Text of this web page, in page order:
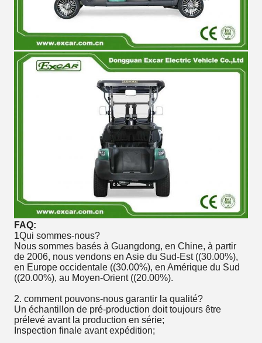
FAQ:
1Qui sommes-nous?
Nous sommes basés à Guangdong, en Chine, à partir
de 2006, nous vendons en Asie du Sud-Est ((30.00%),
en Europe occidentale ((30.00%), en Amérique du Sud
((20.00%), au Moyen-Orient ((20.00%).
2. comment pouvons-nous garantir la qualité?
Un échantillon de pré-production doit toujours être
prélevé avant la production en série;
Inspection finale avant expédition;